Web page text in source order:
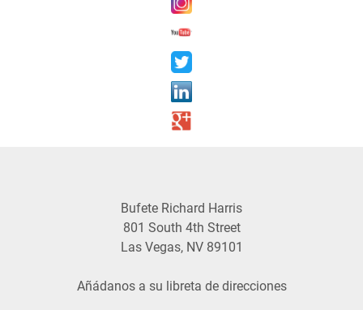
Bufete Richard Harris
801 South 4th Street
Las Vegas, NV 89101
Añádanos a su libreta de direcciones